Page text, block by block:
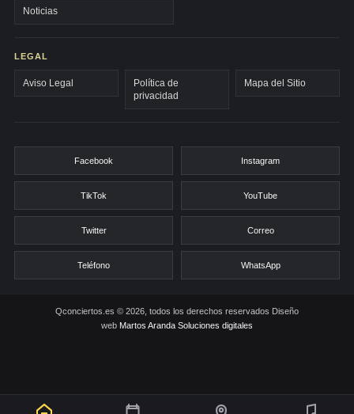
Noticias
LEGAL
Aviso Legal
Política de
privacidad
Mapa del Sitio
Facebook Instagram
TikTok YouTube
Twitter Correo
Teléfono WhatsApp
Qconciertos.es © 2026, todos los derechos reservados Diseño
web Martos Aranda Soluciones digitales